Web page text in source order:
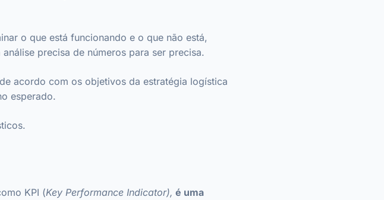
o que está funcionando e o que não está,
precisa de números para ser precisa.
acordo com os objetivos da estratégia logística
esperado.
KPI (Key Performance Indicator), é uma